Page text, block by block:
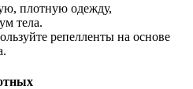
плотную одежду,
тела.
репелленты на основе